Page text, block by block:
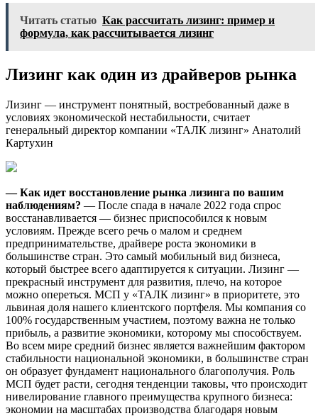
Читать статью Как рассчитать лизинг: пример и
формула, как рассчитывается лизинг
Лизинг как один из драйверов рынка
Лизинг — инструмент понятный, востребованный даже в
условиях экономической нестабильности, считает
генеральный директор компании «ТАЛК лизинг» Анатолий
Картухин
— Как идет восстановление рынка лизинга по вашим
наблюдениям? — После спада в начале 2022 года спрос
восстанавливается — бизнес приспособился к новым
условиям. Прежде всего речь о малом и среднем
предпринимательстве, драйвере роста экономики в
большинстве стран. Это самый мобильный вид бизнеса,
который быстрее всего адаптируется к ситуации. Лизинг —
прекрасный инструмент для развития, плечо, на которое
можно опереться. МСП у «ТАЛК лизинг» в приоритете, это
львиная доля нашего клиентского портфеля. Мы компания со
100% государственным участием, поэтому важна не только
прибыль, а развитие экономики, которому мы способствуем.
Во всем мире средний бизнес является важнейшим фактором
стабильности национальной экономики, в большинстве стран
он образует фундамент национального благополучия. Роль
МСП будет расти, сегодня тенденции таковы, что происходит
нивелирование главного преимущества крупного бизнеса:
экономии на масштабах производства благодаря новым